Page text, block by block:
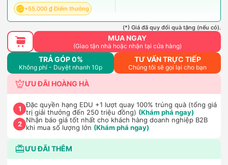
+55.000 ₫ Điểm thưởng
(*) Giá đã quy đổi quà tặng (nếu có).
MUA NGAY
(Giao tận nhà hoặc nhận tại cửa hàng)
TRẢ GÓP 0%
Không phí - Duyệt nhanh 10p
TƯ VẤN TRỰC TIẾP
Chúng tôi sẽ gọi lại cho bạn
ƯU ĐÃI HOÀNG HÀ
1
Đặc quyền hạng EDU +1 lượt quay 100% trúng quà (tổng giá
trị giải thưởng đến 250 triệu đồng) (Khám phá ngay)
2 Nhận báo giá tốt nhất cho khách hàng doanh nghiệp B2B
khi mua số lượng lớn (Khám phá ngay)
ƯU ĐÃI THÊM